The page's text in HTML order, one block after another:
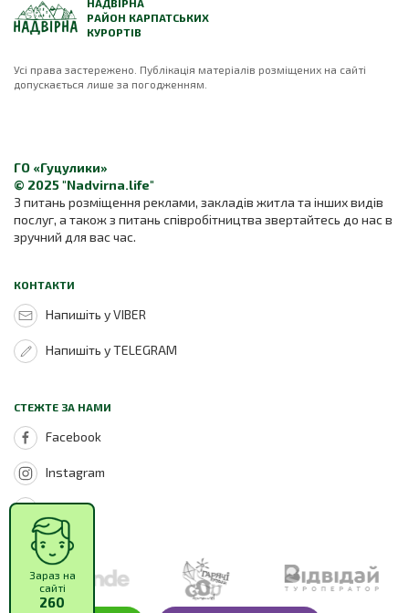
НАДВІРНА
РАЙОН КАРПАТСЬКИХ
КУРОРТІВ
Усі права застережено. Публікація матеріалів розміщених на сайті
допускається лише за погодженням.
ГО «Гуцулики»
© 2025 "Nadvirna.life"
З питань розміщення реклами, закладів житла та інших видів
послуг, а також з питань співробітництва звертайтесь до нас в
зручний для вас час.
КОНТАКТИ
Напишіть у VIBER
Напишіть у TELEGRAM
СТЕЖТЕ ЗА НАМИ
Facebook
Instagram
Youtube
Зараз на
сайті
260